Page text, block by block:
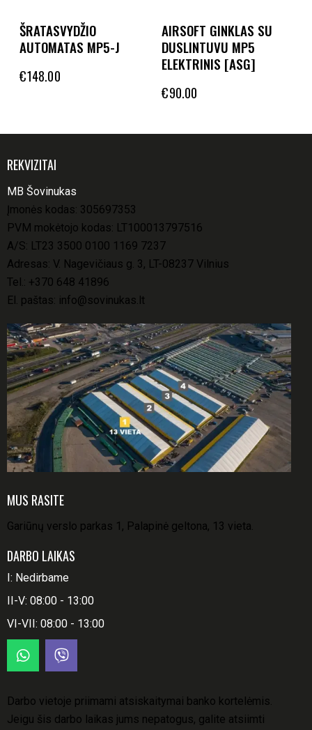
ŠRATASVYDŽIO
AUTOMATAS MP5-J
€148.00
AIRSOFT GINKLAS SU
DUSLINTUVU MP5
ELEKTRINIS [ASG]
€90.00
REKVIZITAI
MB Šovinukas
Įmonės kodas: 305697353
PVM mokėtojo kodas: LT100013797516
A/S: LT23 3500 0100 1169 7237
Adresas: V. Nagevičiaus g. 3, LT-08237 Vilnius
Tel.: +370 648 41896
El. paštas: info@sovinukas.lt
MUS RASITE
Gariūnų verslo parkas 1, Palapinė geltona, 13 vieta.
DARBO LAIKAS
I: Nedirbame
II-V: 08:00 - 13:00
VI-VII: 08:00 - 13:00
Darbo vietoje priimami atsiskaitymai banko kortelėmis.
Jeigu šis darbo laikas jums nepatogus, galite atsiimti